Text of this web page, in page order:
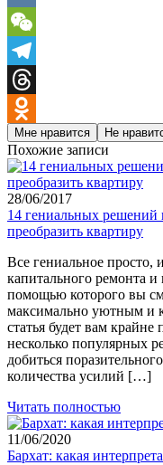
VK
WeChat
Telegram
Threads
Odnoklassniki
Мне нравится Не
Похожие записи
28/06/2017
14 гениальных решений
преобразить квартиру
Все гениальное просто,
капитального ремонта и
помощью которого вы
максимально уютным и
статья будет вам
несколько популярных
добиться
количества усилий […]
Читать полностью
11/06/2020
Бархат: какая